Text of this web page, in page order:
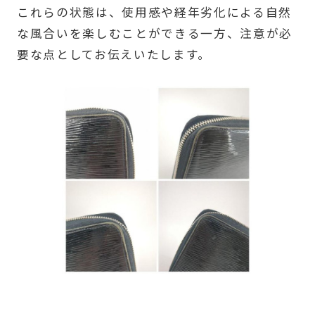
これらの状態は、使用感や経年劣化による自然
な風合いを楽しむことができる一方、注意が必
要な点としてお伝えいたします。